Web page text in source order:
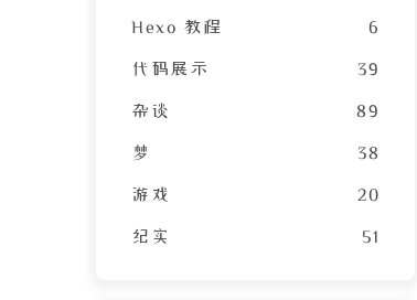
Hexo 教程 6
代码展示 39
杂谈 89
梦 38
游戏 20
纪实 51